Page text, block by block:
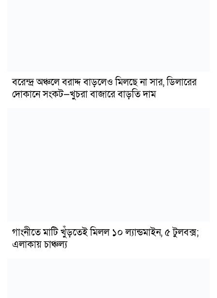
বরেন্দ্র অঞ্চলে বরাদ্দ বাড়লেও মিলছে না সার, ডিলারের
দোকানে সংকট—খুচরা বাজারে বাড়তি দাম
গাংনীতে মাটি খুঁড়তেই মিলল ১০ ল্যান্ডমাইন, ৫ টুলবক্স;
এলাকায় চাঞ্চল্য